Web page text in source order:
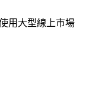
用大型線上市場